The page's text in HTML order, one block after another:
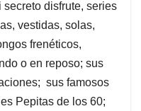
secreto disfrute, series
vestidas, solas,
frenéticos,
o en reposo; sus
sus famosos
Pepitas de los 60;